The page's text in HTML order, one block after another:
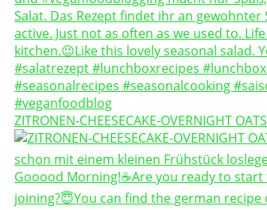
ZITRONEN-CHEESECAKE-OVERNIGHT